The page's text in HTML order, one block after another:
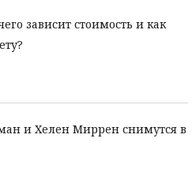
зависит стоимость и как
и Хелен Миррен снимутся в